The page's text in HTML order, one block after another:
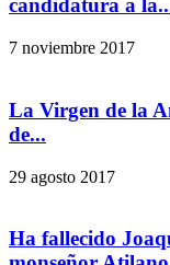
candidatura a
7 noviembre 2017
La Virgen de la
de...
29 agosto 2017
Ha fallecido